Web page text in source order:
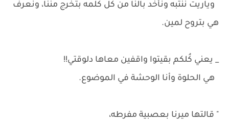
وياريت ننتبه ونأخد بالنا من كل كلمه بتخرج مننا، ونعرف
هي بتروح لمين.
_ يعني كُلكم بقيتوا واقفين معاها دلوقتي!!
هي الحلوة وأنا الوحشة في الموضوع.
" قالتها ميرنا بعصبية مفرطه،